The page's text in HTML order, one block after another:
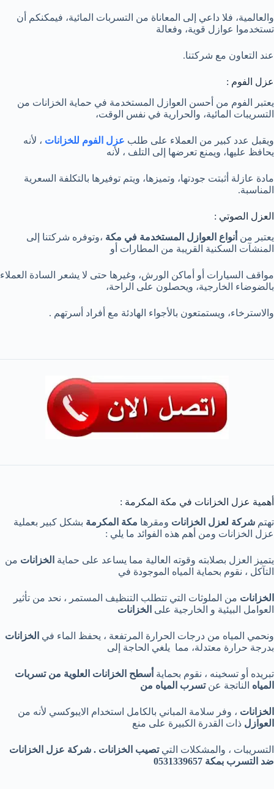
والعالمية، فلا داعي إلى المعاناة من التسربات المائية، فيمكنكم أن
تستخدموا عوازل قوية، وفعالة
عند التعاون مع شركتنا.
عزل الفوم :
يعتبر الفوم من أحسن العوازل المستخدمة في حماية الخزانات من
التسريبات المائية، والحرارية في نفس الوقت،
ويقبل عدد كبير من العملاء على طلب عزل الفوم للخزانات ، لأنه
يحافظ عليها، ويمنع تعرضها إلى التلف ، لأنه
مادة عازلة أثبتت جودتها، وتميزها، ويتم توفيرها بالتكلفة السعرية
المناسبة.
العزل الصوتي :
يعتبر من أنواع العوازل المستخدمة في مكة ،وتوفره شركتنا إلى
المنشآت السكنية القريبة من المطارات أو
مواقف السيارات أو أماكن الورش، وغيرها حتى لا يشعر السادة العملاء
بالضوضاء الخارجية، ويحصلون على الراحة،
والاسترخاء، ويستمتعون بالأجواء الهادئة مع أفراد أسرتهم .
أهمية عزل الخزانات في مكة المكرمة :
تهتم شركة لعزل الخزانات ومقرها مكة المكرمة بشكل كبير بعملية
عزل الخزانات ومن أهم هذه الفوائد ما يلي :
يتميز العزل بصلابته وقوته العالية مما يساعد على حماية الخزانات من
التآكل ، نقوم بحماية المياه الموجودة في
الخزانات من الملوثات التي تتطلب التنظيف المستمر ، نحد من تأثير
العوامل البيئية و الخارجية على الخزانات
ونحمي المياه من درجات الحرارة المرتفعة ، يحفظ الماء في الخزانات
بدرجة حرارة معتدلة، مما يلغي الحاجة إلى
تبريده أو تسخينه ، نقوم بحماية أسطح الخزانات العلوية من تسربات
المياه الناتجة عن تسرب المياه من
الخزانات ، وفر سلامة المباني بالكامل استخدام الايبوكسي لأنه من
العوازل ذات القدرة الكبيرة على منع
التسريبات ، والمشكلات التيتصيب الخزانات . شركة عزل الخزانات
ضد التسرب بمكة 0531339657